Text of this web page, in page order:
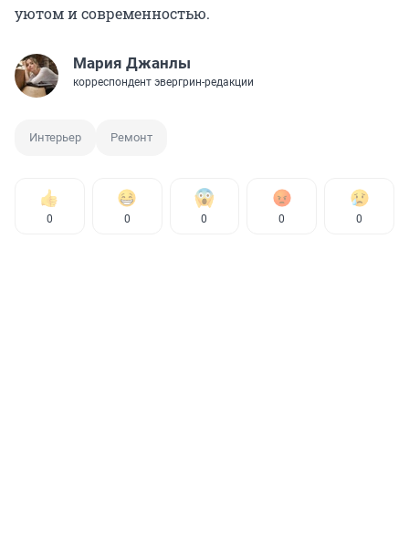
уютом и современностью.
Мария Джанлы
корреспондент эвергрин-редакции
Интерьер Ремонт
0 0 0 0 0